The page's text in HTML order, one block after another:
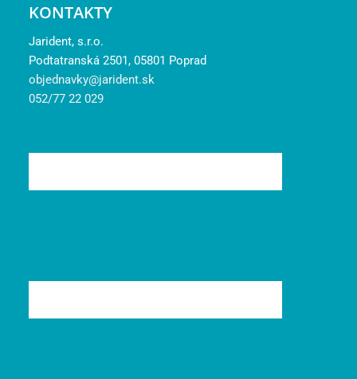
KONTAKTY
Jarident, s.r.o.
Podtatranská 2501, 05801 Poprad
objednavky@jarident.sk
052/77 22 029